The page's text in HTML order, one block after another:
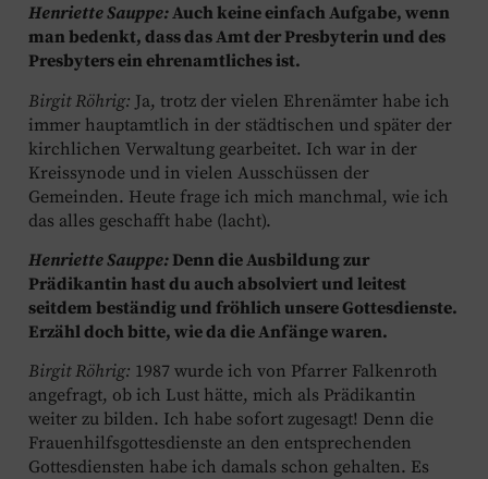
Henriette Sauppe:Auch keine einfach Aufgabe, wenn
man bedenkt, dass das Amt der Presbyterin und des
Presbyters ein ehrenamtliches ist.
Birgit Röhrig: Ja, trotz der vielen Ehrenämter habe ich
immer hauptamtlich in der städtischen und später der
kirchlichen Verwaltung gearbeitet. Ich war in der
Kreissynode und in vielen Ausschüssen der
Gemeinden. Heute frage ich mich manchmal, wie ich
das alles geschafft habe (lacht).
Henriette Sauppe:Denn die Ausbildung zur
Prädikantin hast du auch absolviert und leitest
seitdem beständig und fröhlich unsere Gottesdienste.
Erzähl doch bitte, wie da die Anfänge waren.
Birgit Röhrig: 1987 wurde ich von Pfarrer Falkenroth
angefragt, ob ich Lust hätte, mich als Prädikantin
weiter zu bilden. Ich habe sofort zugesagt! Denn die
Frauenhilfsgottesdienste an den entsprechenden
Gottesdiensten habe ich damals schon gehalten. Es